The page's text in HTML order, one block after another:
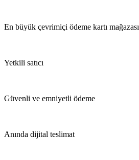
En büyük çevrimiçi ödeme kartı mağazası
Yetkili satıcı
Güvenli ve emniyetli ödeme
Anında dijital teslimat